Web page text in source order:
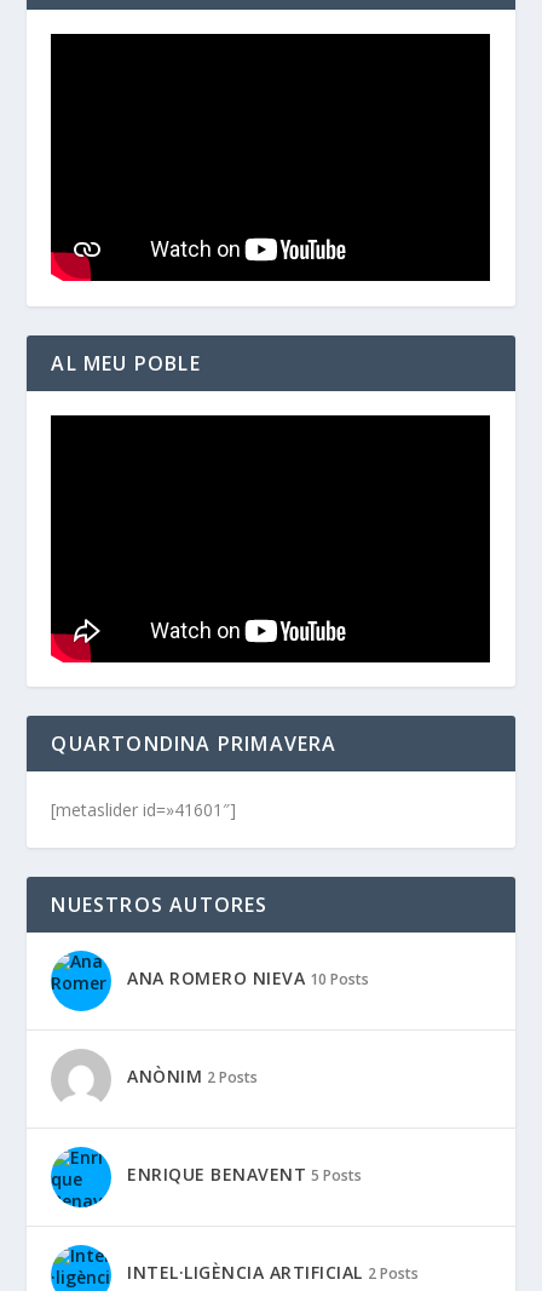
AL MEU POBLE
QUARTONDINA PRIMAVERA
[metaslider id=»41601″]
NUESTROS AUTORES
ANA ROMERO NIEVA 10 Posts
ANÒNIM 2 Posts
ENRIQUE BENAVENT 5 Posts
INTEL·LIGÈNCIA ARTIFICIAL 2 Posts